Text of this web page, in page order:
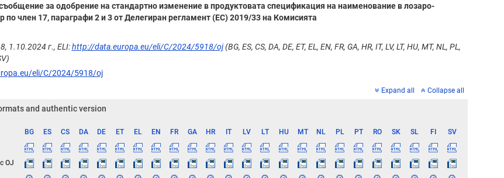
за одобрение на стандартно изменение в продуктовата спецификация на наименование в лозаро-
по член 17, параграфи 2 и 3 от Делегиран регламент (ЕС) 2019/33 на Комисията
1.10.2024 г., ELI:http://data.europa.eu/eli/C/2024/5918/oj(BG, ES, CS, DA, DE, ET, EL, EN, FR, GA, HR, IT, LV, LT, HU, MT, NL, PL,
eli/C/2024/5918/oj
Expand all Collapse all
and authentic version
BG ES CS DA DE ET EL EN FR GA HR IT LV LT HU MT NL PL PT RO SK SL FI
SV
OJ